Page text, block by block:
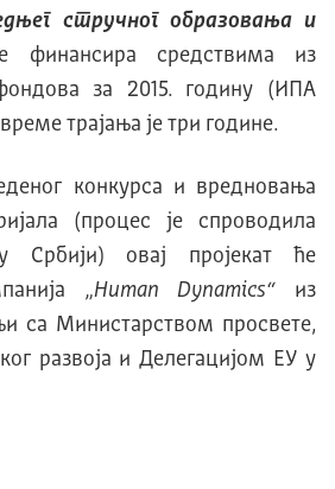
стручног образовања и
средствима из
за 2015. годину (ИПА
трајања је три године.
конкурса и вредновања
(процес је спроводила
Србији) овај пројекат ће
„Human Dynamics“ из
са Министарством просвете,
развоја и Делегацијом ЕУ у